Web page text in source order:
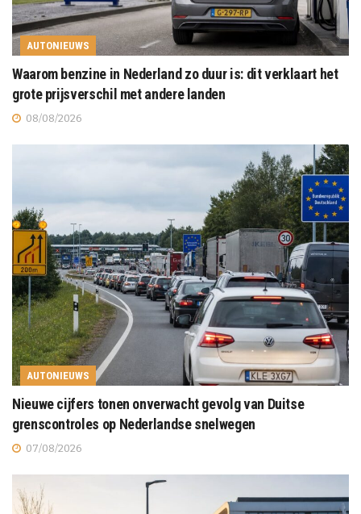
AUTONIEUWS
Waarom benzine in Nederland zo duur is: dit verklaart het
grote prijsverschil met andere landen
08/08/2026
AUTONIEUWS
Nieuwe cijfers tonen onverwacht gevolg van Duitse
grenscontroles op Nederlandse snelwegen
07/08/2026